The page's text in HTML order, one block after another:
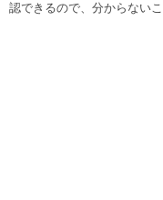
認できるので、分からない